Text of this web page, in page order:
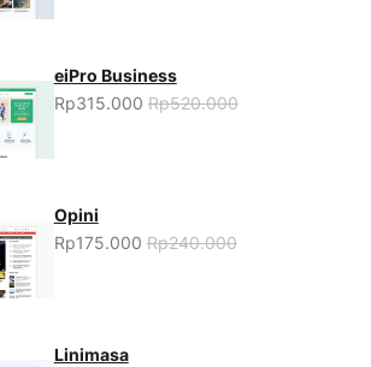
eiPro Business
Rp315.000 Rp520.000
Opini
Rp175.000 Rp240.000
Linimasa